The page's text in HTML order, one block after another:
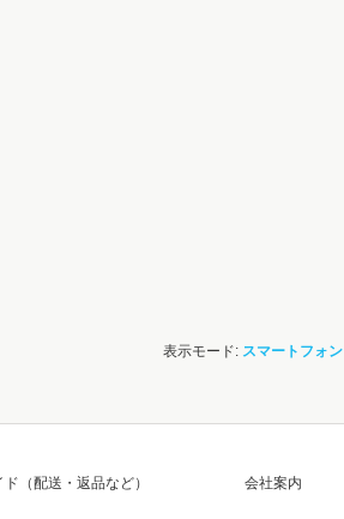
表示モード: スマートフォン
（配送・返品など） 会社案内